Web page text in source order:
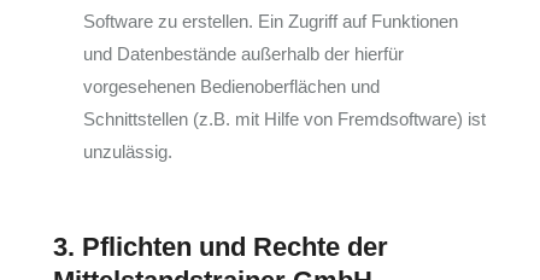
Software zu erstellen. Ein Zugriff auf Funktionen
und Datenbestände außerhalb der hierfür
vorgesehenen Bedienoberflächen und
Schnittstellen (z.B. mit Hilfe von Fremdsoftware) ist
unzulässig.
3. Pflichten und Rechte der